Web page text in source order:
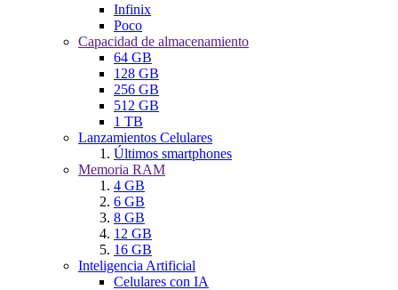
Infinix
Poco
Capacidad de almacenamiento
64 GB
128 GB
256 GB
512 GB
1 TB
Lanzamientos Celulares
Últimos smartphones
Memoria RAM
4 GB
6 GB
8 GB
12 GB
16 GB
Inteligencia Artificial
Celulares con IA